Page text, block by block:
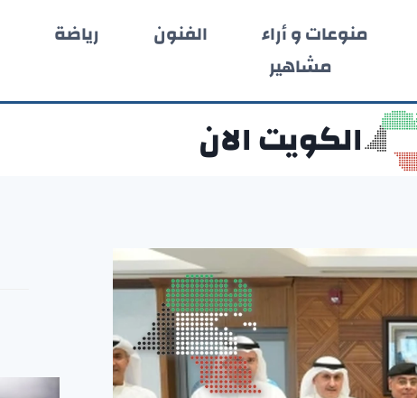
منوعات و أراء الفنون رياضة
مشاهير
الكويت الان